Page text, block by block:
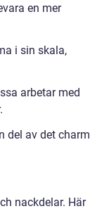
en mer
i sin skala,
arbetar med
del av det charm
nackdelar. Här